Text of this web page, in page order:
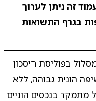
זה ניתן לערוך
בגרף התשואות
בפוליסת חיסכון
הונית גבוהה, ללא
בנכסים הוניים